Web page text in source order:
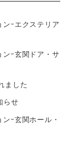
ｰエクステリア
ｰ玄関ドア・サ
ました
らせ
ｰ玄関ホール・